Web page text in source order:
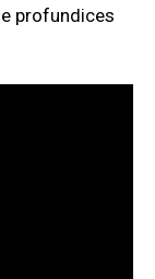
profundices